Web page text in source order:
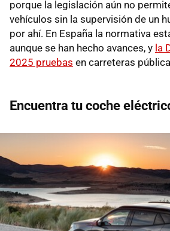
porque la legislación aún no
vehículos sin la supervisión de un
por ahí. En España la normativa
aunque se han hecho avances, y la
2025 pruebas en carreteras
Encuentra tu coche